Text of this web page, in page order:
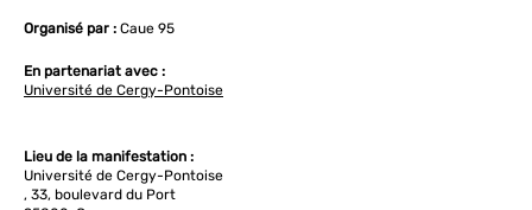
Organisé par : Caue 95
En partenariat avec :
Université de Cergy-Pontoise
Lieu de la manifestation :
Université de Cergy-Pontoise
, 33, boulevard du Port